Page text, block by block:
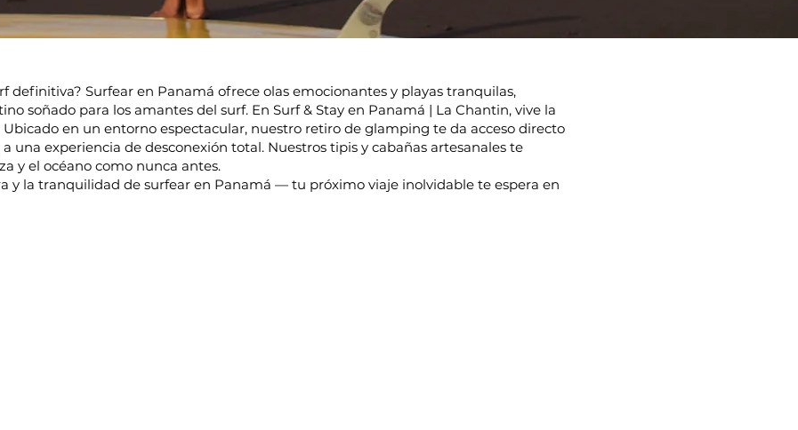
definitiva? Surfear en Panamá ofrece olas emocionantes y playas tranquilas,
soñado para los amantes del surf. En Surf & Stay en Panamá | La Chantin, vive la
Ubicado en un entorno espectacular, nuestro retiro de glamping te da acceso directo
una experiencia de desconexión total. Nuestros tipis y cabañas artesanales te
y el océano como nunca antes.
y la tranquilidad de surfear en Panamá — tu próximo viaje inolvidable te espera en